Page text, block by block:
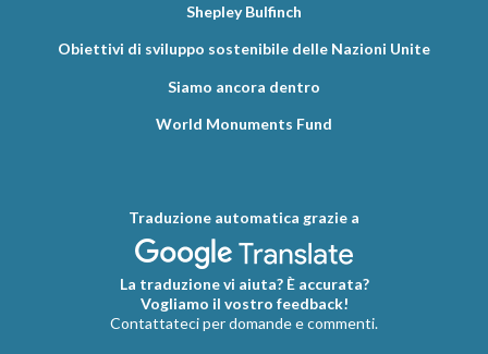
Shepley Bulfinch
Obiettivi di sviluppo sostenibile delle Nazioni Unite
Siamo ancora dentro
World Monuments Fund
Traduzione automatica grazie a
La traduzione vi aiuta? È accurata?
Vogliamo il vostro feedback!
Contattateci per domande e commenti.